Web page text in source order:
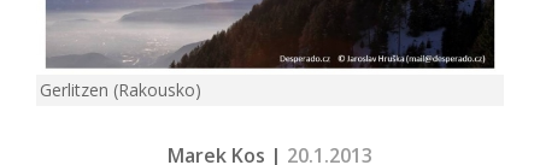
Gerlitzen (Rakousko)
Marek Kos | 20.1.2013